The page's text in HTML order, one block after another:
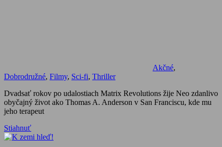
Akčné,
Dobrodružné, Filmy, Sci-fi, Thriller
Dvadsať rokov po udalostiach Matrix Revolutions žije Neo zdanlivo
obyčajný život ako Thomas A. Anderson v San Franciscu, kde mu
jeho terapeut
Stiahnuť